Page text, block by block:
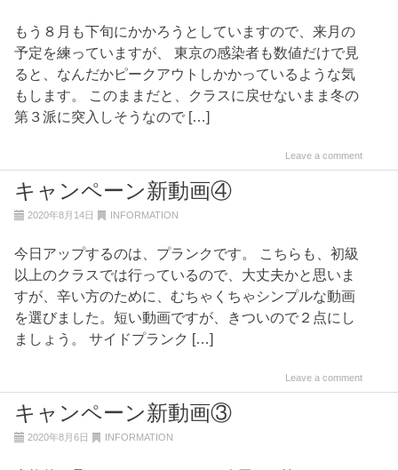
もう８月も下旬にかかろうとしていますので、来月の
予定を練っていますが、 東京の感染者も数値だけで見
ると、なんだかピークアウトしかかっているような気
もします。 このままだと、クラスに戻せないまま冬の
第３派に突入しそうなので […]
Leave a comment
キャンペーン新動画④
2020年8月14日 INFORMATION
今日アップするのは、プランクです。 こちらも、初級
以上のクラスでは行っているので、大丈夫かと思いま
すが、辛い方のために、むちゃくちゃシンプルな動画
を選びました。短い動画ですが、きついので２点にし
ましょう。 サイドプランク […]
Leave a comment
キャンペーン新動画③
2020年8月6日 INFORMATION